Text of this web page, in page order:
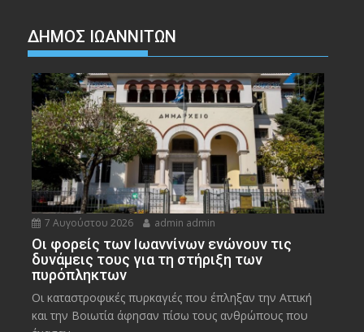
ΔΗΜΟΣ ΙΩΑΝΝΙΤΩΝ
7 Αυγούστου 2026 admin admin
Οι φορείς των Ιωαννίνων ενώνουν τις
δυνάμεις τους για τη στήριξη των
πυρόπληκτων
Οι καταστροφικές πυρκαγιές που έπληξαν την Αττική
και την Bοιωτία άφησαν πίσω τους ανθρώπους που